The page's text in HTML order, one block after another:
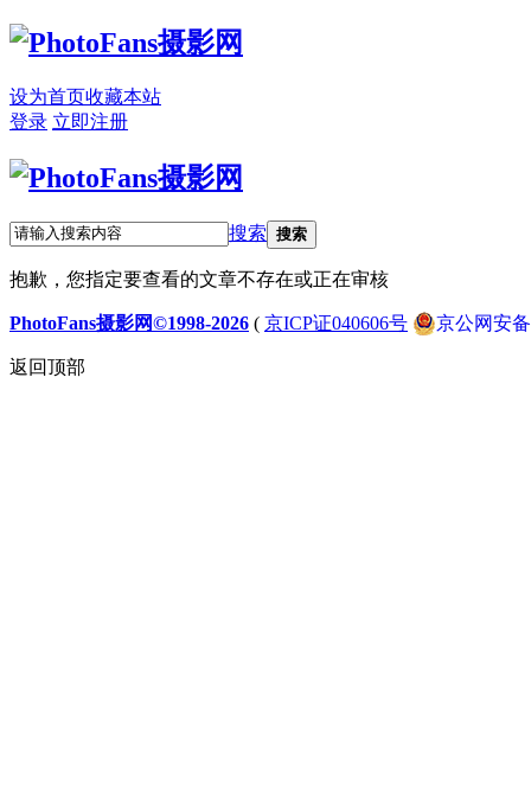
设为首页收藏本站
登录 立即注册
搜索 搜索
抱歉，您指定要查看的文章不存在或正在审核
PhotoFans摄影网©1998-2026 ( 京ICP证040606号 京公网安备
返回顶部